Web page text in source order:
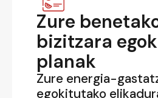
Zure
bizitzara
planak
Zure energia-
egokitutako